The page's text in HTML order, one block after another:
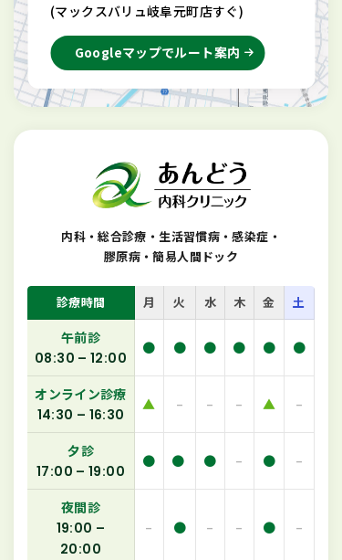
(マックスバリュ岐阜元町店すぐ)
Googleマップでルート案内
内科・総合診療・生活習慣病・感染症 ・
膠原病・簡易人間ドック
診療時間 月 火 水 木 金 土
午前診
08:30 – 12:00
● ● ● ● ● ●
オンライン診療
14:30 – 16:30
▲ – – – ▲ –
夕診
17:00 – 19:00
● ● ● – ● –
夜間診
19:00 –
20:00
– ● – – ● –